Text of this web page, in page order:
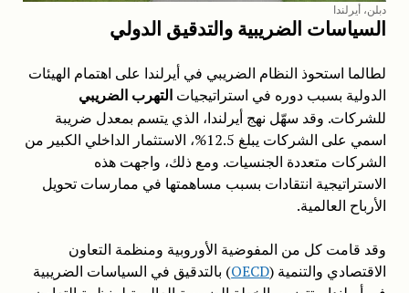
دبلن، أيرلندا
السياسات الضريبية والتدقيق الدولي
لطالما استحوذ النظام الضريبي في أيرلندا على اهتمام الهيئات
الدولية بسبب دوره في استراتيجيات التهرب الضريبي
للشركات. وقد سهّل نهج أيرلندا، الذي يتسم بمعدل ضريبة
اسمي على الشركات يبلغ 12.5%، الاستثمار الداخلي الكبير من
الشركات متعددة الجنسيات. ومع ذلك، واجهت هذه
الاستراتيجية انتقادات بسبب مساهمتها في ممارسات تحويل
الأرباح العالمية.
وقد قامت كل من المفوضية الأوروبية ومنظمة التعاون
الاقتصادي والتنمية (OECD) بالتدقيق في السياسات الضريبية